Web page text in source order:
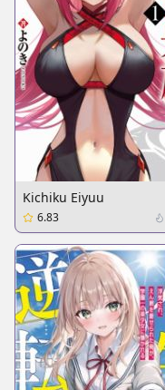
Kichiku Eiyuu
6.83